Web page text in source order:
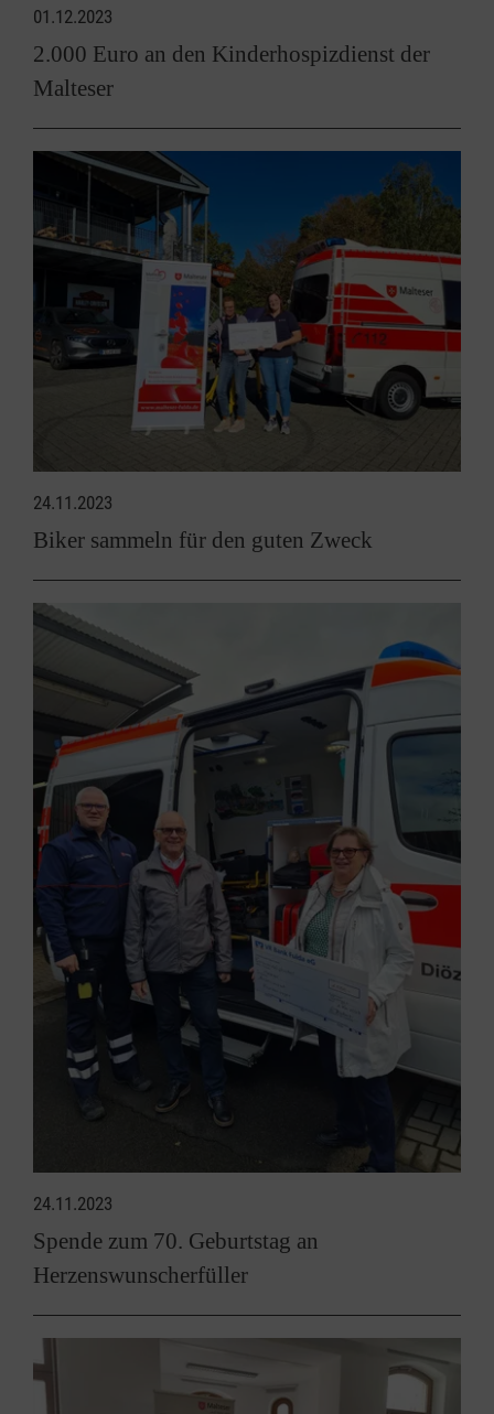
01.12.2023
2.000 Euro an den Kinderhospizdienst der
Malteser
24.11.2023
Biker sammeln für den guten Zweck
24.11.2023
Spende zum 70. Geburtstag an
Herzenswunscherfüller